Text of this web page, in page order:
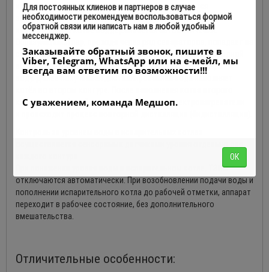
испарительный котел первого контура и нагревается
электронагревателями до кипения. Уровень воды в
испарительном котле поддерживается автоматически.
Образующийся пар, проходя через ряд сепараторов, попадает на
стенки конденсатора, охлаждаемого снаружи водопроводной
водой и, конденсируясь, переходит в дистиллированную
воду. Далее полученная дистиллированная вода наполняет
контура до рабочей отметки включаются электронагреватели
При понижении уровня воды в испарительном котле, ТЭНы
отключаются автоматически. При возобновлении подачи воды и
пополнении испарительного котла до рабочей отметки, аппарат
переходит в рабочее состояние, без дополнительного
вмешательства.
Отличительные особенности:
Для постоянных клиенов и партнеров в случае
необходимости рекомендуем воспользоваться формой
обратной связи или написать нам в любой удобный
мессенджер.
Заказывайте обратный звонок, пишите в
Viber, Telegram, WhatsApp или на е-мейл, мы
всегда вам ответим по возможности!!!
С уважением, команда Медшоп.
ОК